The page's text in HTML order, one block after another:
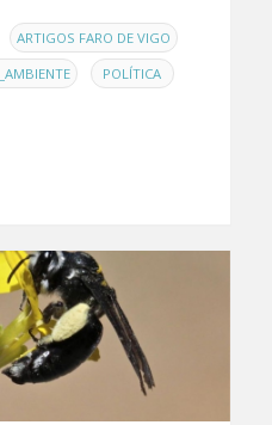
ARTIGOS FARO DE VIGO ,
, POLÍTICA ,